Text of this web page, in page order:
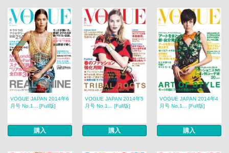
VOGUE JAPAN 2014年6
月号 No.1... [Full版]
購入
VOGUE JAPAN 2014年5
月号 No.1... [Full版]
購入
VOGUE JAPAN 2014年4
月号 No.1... [Full版]
購入